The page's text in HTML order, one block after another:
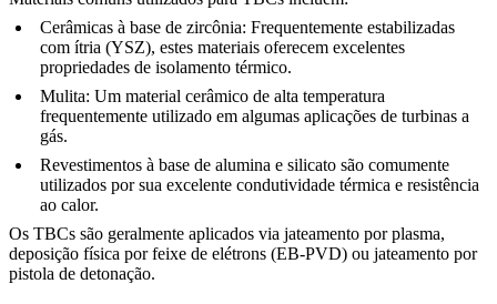
Cerâmicas à base de zircônia: Frequentemente estabilizadas
com ítria (YSZ), estes materiais oferecem excelentes
propriedades de isolamento térmico.
Mulita: Um material cerâmico de alta temperatura
frequentemente utilizado em algumas aplicações de turbinas a
gás.
Revestimentos à base de alumina e silicato são comumente
utilizados por sua excelente condutividade térmica e resistência
ao calor.
Os TBCs são geralmente aplicados via jateamento por plasma,
deposição física por feixe de elétrons (EB-PVD) ou jateamento por
pistola de detonação.